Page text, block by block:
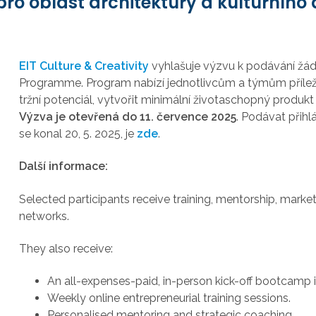
EIT Culture & Creativity vyhlašuje výzvu k podávání
Programme. Program nabízí jednotlivcům a týmům
tržní potenciál, vytvořit minimální životaschopný
Výzva je otevřená do 11. července 2025. Podávat
se konal 20, 5. 2025, je zde.
Další informace:
Selected participants receive training, mentorship,
networks.
They also receive:
An all-expenses-paid, in-person kick-off bootcamp
Weekly online entrepreneurial training sessions.